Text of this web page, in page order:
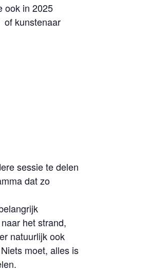
ook in 2025
of kunstenaar
sessie te delen
dat zo
het strand,
natuurlijk ook
moet, alles is